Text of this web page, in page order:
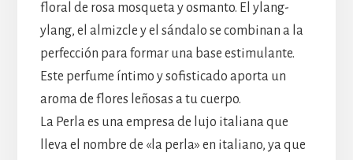
floral de rosa mosqueta y osmanto. El ylang-
ylang, el almizcle y el sándalo se combinan a la
perfección para formar una base estimulante.
Este perfume íntimo y sofisticado aporta un
aroma de flores leñosas a tu cuerpo.
La Perla es una empresa de lujo italiana que
lleva el nombre de «la perla» en italiano, ya que